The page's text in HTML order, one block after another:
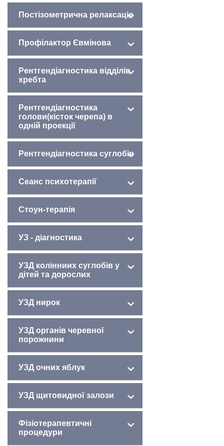
Постізометрична релаксація
Профілактор Євмінова
Рентгендіагностика відділів
хребта
Рентгендіагностика
голови(кісток черепа) в
одній проекції
Рентгендіагностика суглобів
Сеанс психотерапії
Стоун-терапія
УЗ - діагностика
УЗД колінниих суглобів у
дітей та дорослих
УЗД нирок
УЗД органів черевної
порожнини
УЗД очних яблук
УЗД щитовидної залози
Фізіотерапевтичні
процедури